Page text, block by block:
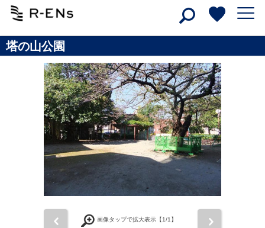
塔の山公園
画像タップで拡大表示【1/1】